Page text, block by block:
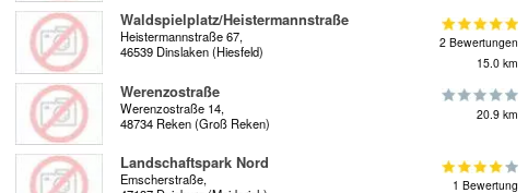
Waldspielplatz/Heistermannstraße
Heistermannstraße 67,
46539 Dinslaken (Hiesfeld)
2 Bewertungen
15.0 km
Werenzostraße
Werenzostraße 14,
48734 Reken (Groß Reken)
20.9 km
Landschaftspark Nord
Emscherstraße,
1 Bewertung